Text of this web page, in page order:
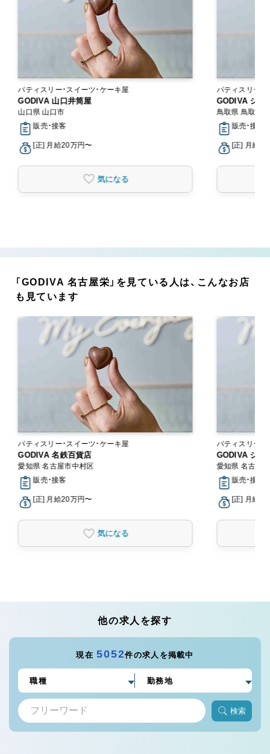
パティスリー・スイーツ・ケーキ屋
GODIVA 山口井筒屋
山口県 山口市
販売・接客
[正] 月給20万円〜
気になる
パティスリー・
GODIVA シャ
鳥取県 鳥取市
販売・接客
[正] 月給
「GODIVA 名古屋栄」を見ている人は、こんなお店
も見ています
パティスリー・スイーツ・ケーキ屋
GODIVA 名鉄百貨店
愛知県 名古屋市中村区
販売・接客
[正] 月給20万円〜
気になる
パティスリー・
GODIVA ジェ
愛知県 名古屋
販売・接客
[正] 月給
他の求人を探す
現在5052件の求人を掲載中
検索